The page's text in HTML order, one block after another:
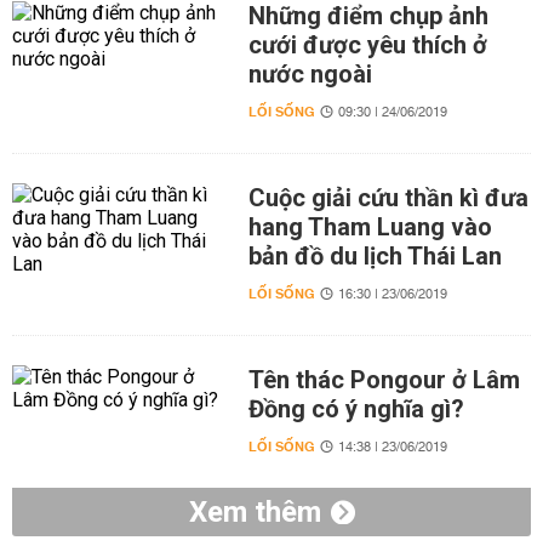
Những điểm chụp ảnh
cưới được yêu thích ở
nước ngoài
LỐI SỐNG 09:30 | 24/06/2019
Cuộc giải cứu thần kì đưa
hang Tham Luang vào
bản đồ du lịch Thái Lan
LỐI SỐNG 16:30 | 23/06/2019
Tên thác Pongour ở Lâm
Đồng có ý nghĩa gì?
LỐI SỐNG 14:38 | 23/06/2019
Xem thêm